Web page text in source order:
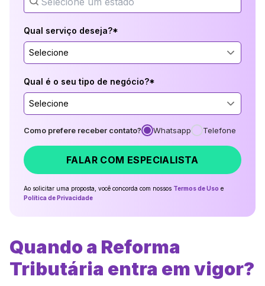
Qual serviço deseja?*
Selecione
Qual é o seu tipo de negócio?*
Selecione
Como prefere receber contato? Whatsapp Telefone
FALAR COM ESPECIALISTA
Ao solicitar uma proposta, você concorda com nossos Termos de Uso e
Política de Privacidade
Quando a Reforma
Tributária entra em vigor?